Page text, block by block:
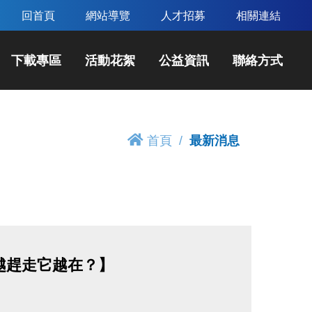
回首頁 網站導覽 人才招募 相關連結
下載專區 活動花絮 公益資訊 聯絡方式
首頁 最新消息
走它越在？】